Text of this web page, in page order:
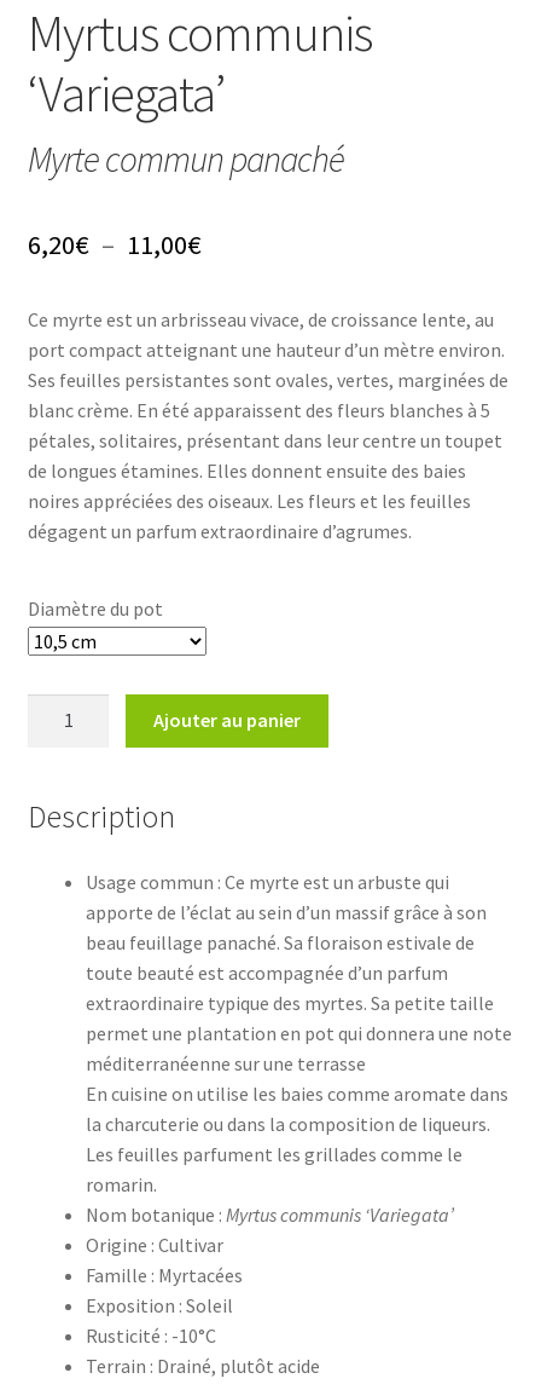
L’emballage
Myrtus communis
‘Variegata’
Myrte commun panaché
6,20€ – 11,00€Plage
prix :
6,20€
à
11,00€
Ce myrte est un arbrisseau vivace, de croissance lente, au
port compact atteignant une hauteur d’un mètre environ.
Ses feuilles persistantes sont ovales, vertes, marginées de
blanc crème. En été apparaissent des fleurs blanches à 5
pétales, solitaires, présentant dans leur centre un toupet
de longues étamines. Elles donnent ensuite des baies
noires appréciées des oiseaux. Les fleurs et les feuilles
dégagent un parfum extraordinaire d’agrumes.
Diamètre du pot
'Variegata'Myrte
panaché
Ajouter au panier
Description
Usage commun : Ce myrte est un arbuste qui
apporte de l’éclat au sein d’un massif grâce à son
beau feuillage panaché. Sa floraison estivale de
toute beauté est accompagnée d’un parfum
extraordinaire typique des myrtes. Sa petite taille
permet une plantation en pot qui donnera une note
méditerranéenne sur une terrasse
En cuisine on utilise les baies comme aromate dans
la charcuterie ou dans la composition de liqueurs.
Les feuilles parfument les grillades comme le
romarin.
Nom botanique : Myrtus communis ‘Variegata’
Origine : Cultivar
Famille : Myrtacées
Exposition : Soleil
Rusticité : -10°C
Terrain : Drainé, plutôt acide